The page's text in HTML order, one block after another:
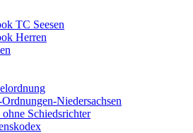
TC Seesen
Herren
Niedersachsen
ohne Schiedsrichter